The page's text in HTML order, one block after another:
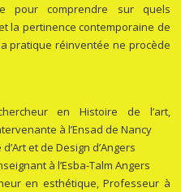
pour comprendre sur quels
la pertinence contemporaine de
pratique réinventée ne procède
en Histoire de l’art,
à l’Ensad de Nancy
et de Design d’Angers
à l’Esba-Talm Angers
en esthétique, Professeur à